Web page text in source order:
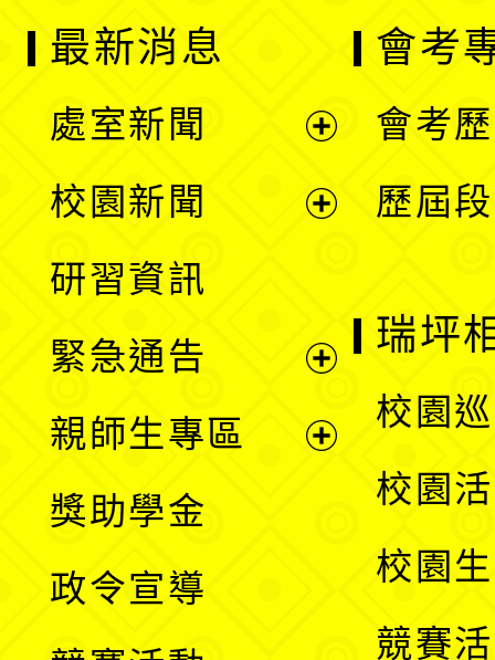
最新消息
處室新聞
單
校園新聞
選
單
研習資訊
緊急通告
親師生專區
獎助學金
政令宣導
會考
會考
歷屆
瑞坪
校園
校園
校園
競賽